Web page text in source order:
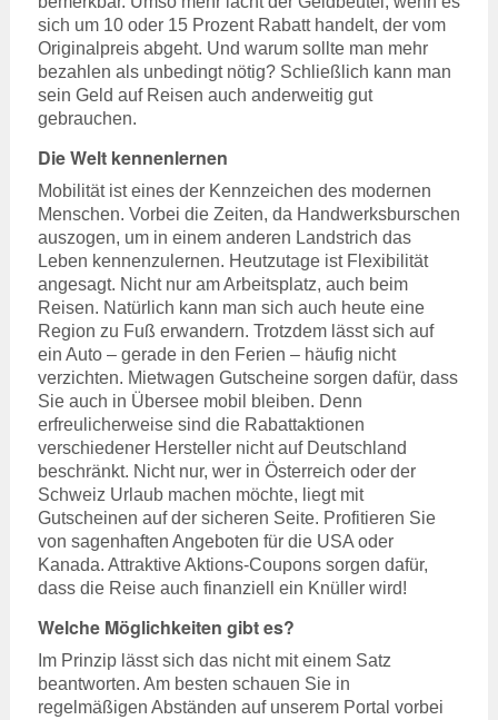
sich um 10 oder 15 Prozent Rabatt handelt, der vom
Originalpreis abgeht. Und warum sollte man mehr
bezahlen als unbedingt nötig? Schließlich kann man
sein Geld auf Reisen auch anderweitig gut
gebrauchen.
Die Welt kennenlernen
Mobilität ist eines der Kennzeichen des modernen
Menschen. Vorbei die Zeiten, da Handwerksburschen
auszogen, um in einem anderen Landstrich das
Leben kennenzulernen. Heutzutage ist Flexibilität
angesagt. Nicht nur am Arbeitsplatz, auch beim
Reisen. Natürlich kann man sich auch heute eine
Region zu Fuß erwandern. Trotzdem lässt sich auf
ein Auto – gerade in den Ferien – häufig nicht
verzichten. Mietwagen Gutscheine sorgen dafür, dass
Sie auch in Übersee mobil bleiben. Denn
erfreulicherweise sind die Rabattaktionen
verschiedener Hersteller nicht auf Deutschland
beschränkt. Nicht nur, wer in Österreich oder der
Schweiz Urlaub machen möchte, liegt mit
Gutscheinen auf der sicheren Seite. Profitieren Sie
von sagenhaften Angeboten für die USA oder
Kanada. Attraktive Aktions-Coupons sorgen dafür,
dass die Reise auch finanziell ein Knüller wird!
Welche Möglichkeiten gibt es?
Im Prinzip lässt sich das nicht mit einem Satz
beantworten. Am besten schauen Sie in
regelmäßigen Abständen auf unserem Portal vorbei